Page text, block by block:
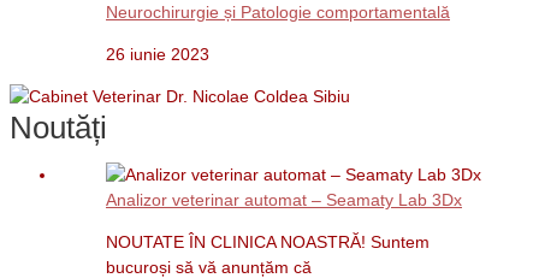
Neurochirurgie și Patologie comportamentală
26 iunie 2023
Noutăți
Analizor veterinar automat – Seamaty Lab 3Dx
NOUTATE ÎN CLINICA NOASTRĂ! Suntem
bucuroși să vă anunțăm că